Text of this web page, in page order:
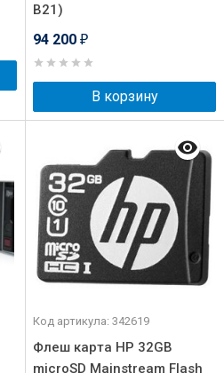
B21)
94 200 ₽
В корзину
Код артикула: 342619
Флеш карта HP 32GB
microSD Mainstream Flash